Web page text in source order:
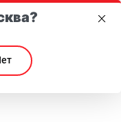
советы косметолога